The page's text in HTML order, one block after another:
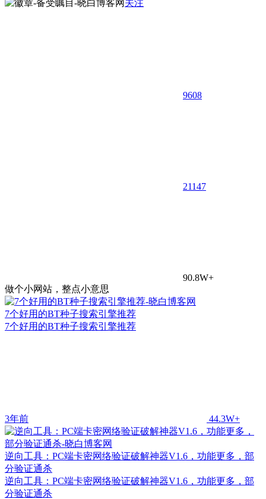
关注
9608
21147
90.8W+
做个小网站，整点小意思
7个好用的BT种子搜索引擎推荐
7个好用的BT种子搜索引擎推荐
3年前 44.3W+
逆向工具：PC端卡密网络验证破解神器V1.6，功能更多，部
分验证通杀
逆向工具：PC端卡密网络验证破解神器V1.6，功能更多，部
分验证通杀